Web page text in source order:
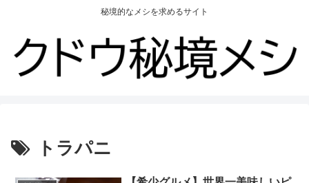
秘境的なメシを求めるサイト
トラパニ